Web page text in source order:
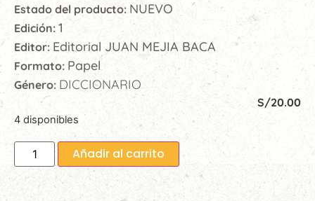
Estado del producto: NUEVO
Edición: 1
Editor: Editorial JUAN MEJIA BACA
Formato: Papel
Género: DICCIONARIO
S/20.00
4 disponibles
Añadir al carrito